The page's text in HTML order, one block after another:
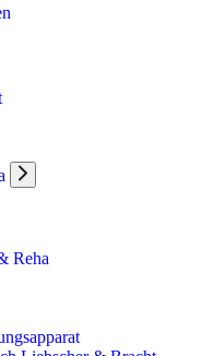
Reha